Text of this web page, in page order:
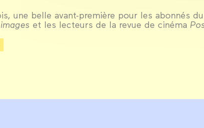
une belle avant-première pour les abonnés du
et les lecteurs de la revue de cinéma